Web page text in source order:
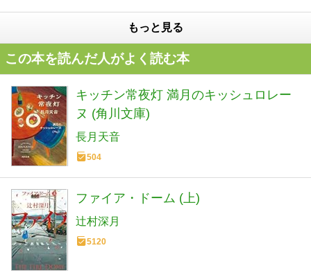
もっと見る
この本を読んだ人がよく読む本
キッチン常夜灯 満月のキッシュロレー
ヌ (角川文庫)
長月天音
504
ファイア・ドーム (上)
辻村深月
5120